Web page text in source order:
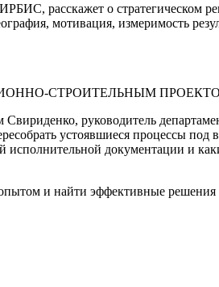
расскажет о стратегическом
мотивация, измеримость
СТРОИТЕЛЬНЫМ
руководитель
устоявшиеся процессы
исполнительной документации и
и найти эффективные решения